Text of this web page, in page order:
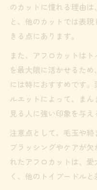
伸ばし方で変
表情
カット選び迷うな
解説
トイプードル
見分け方
まんまるアフ
解説
アフロカット
顔と耳のつな
特徴
トイプードル
のカットに憧れる理由
と、他のカットでは表
きる点にあります。
また、アフロカットは
を最大限に活かせるた
には特におすすめです
ルエットによって、まん
見る人に強い印象を与え
注意点として、毛玉や
ブラッシングやケアが
れたアフロカットは、
く、他のトイプードル